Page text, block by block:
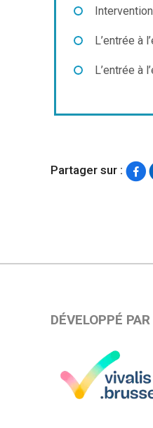
L’entrée à
L’entrée à
Partager sur :
DÉVELOPPÉ PAR